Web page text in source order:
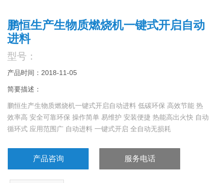
鹏恒生产生物质燃烧机一键式开启自动
进料
型号：
产品时间：2018-11-05
简要描述：
鹏恒生产生物质燃烧机一键式开启自动进料 低碳环保 高效节能 热
效率高 安全可靠环保 操作简单 易维护 安装便捷 热能高出火快 自动
循环式 应用范围广 自动进料 一键式开启 全自动无损耗
产品咨询 服务电话